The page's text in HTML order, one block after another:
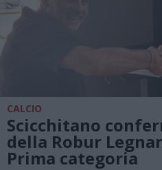
CALCIO
Scicchitano
della Robur
Prima categoria